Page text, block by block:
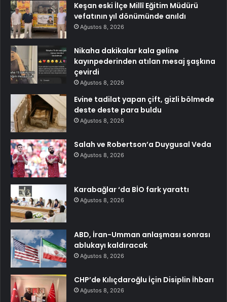
Keşan eski İlçe Millî Eğitim Müdürü
vefatının yıl dönümünde anıldı
Ağustos 8, 2026
Nikaha dakikalar kala geline
kayınpederinden atılan mesaj şaşkına
çevirdi
Ağustos 8, 2026
Evine tadilat yapan çift, gizli bölmede
deste deste para buldu
Ağustos 8, 2026
Salah ve Robertson’a Duygusal Veda
Ağustos 8, 2026
Karabağlar ‘da BİO fark yarattı
Ağustos 8, 2026
ABD, İran-Umman anlaşması sonrası
ablukayı kaldıracak
Ağustos 8, 2026
CHP’de Kılıçdaroğlu İçin Disiplin İhbarı
Ağustos 8, 2026